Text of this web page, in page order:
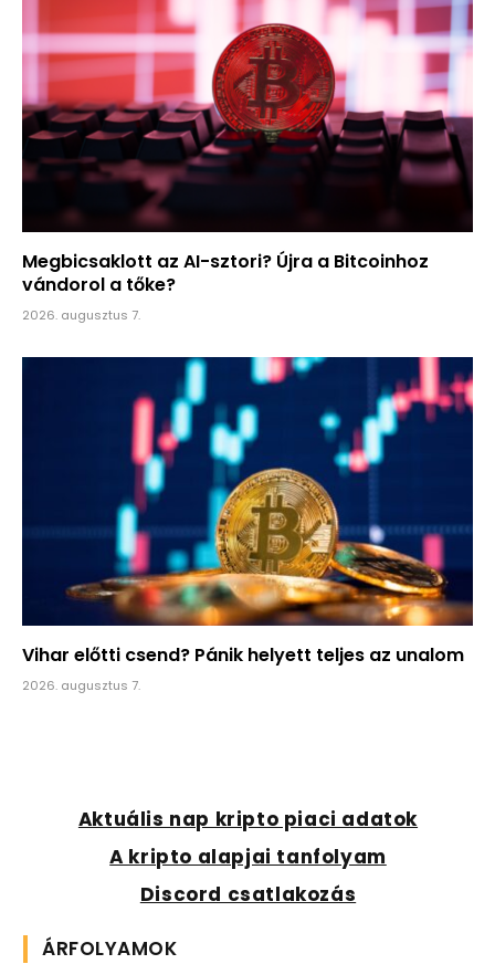
Megbicsaklott az AI-sztori? Újra a Bitcoinhoz
vándorol a tőke?
2026. augusztus 7.
Vihar előtti csend? Pánik helyett teljes az unalom
2026. augusztus 7.
Aktuális nap kripto piaci adatok
A kripto alapjai tanfolyam
Discord csatlakozás
ÁRFOLYAMOK